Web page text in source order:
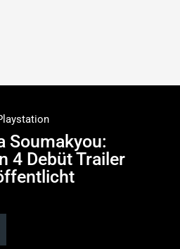
Soumakyou:
4 Debüt Trailer